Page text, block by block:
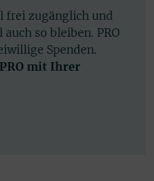
frei zugänglich und
so bleiben. PRO
Spenden.
mit Ihrer